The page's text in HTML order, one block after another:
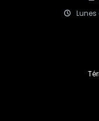
Lunes